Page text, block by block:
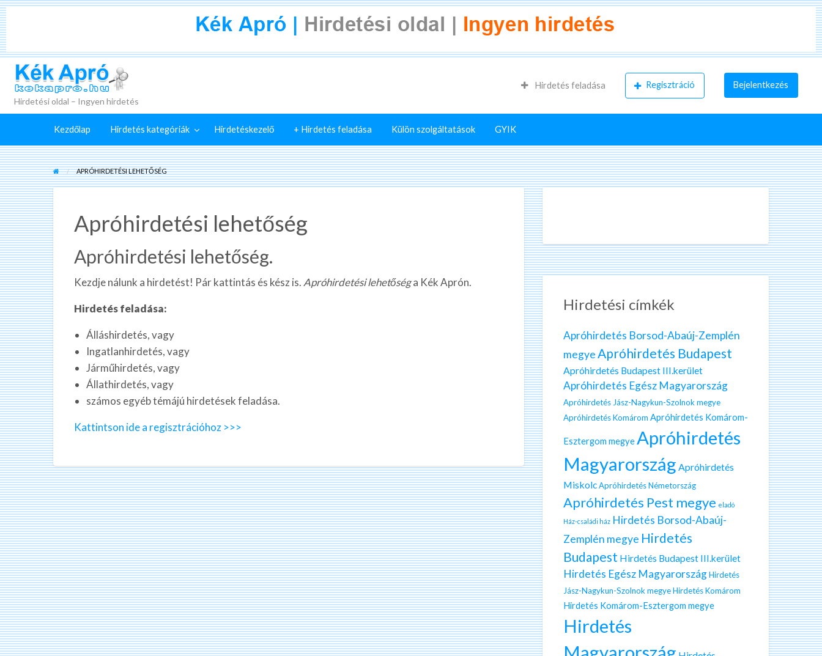
+
Hirdetés
feladása
Hirdetési oldal – Ingyen hirdetés
Hirdetés feladása Regisztráció Bejelentkezés
Kezdőlap Hirdetés kategóriák Hirdetéskezelő + Hirdetés feladása Külön szolgáltatások GYIK
APRÓHIRDETÉSI LEHETŐSÉG
Apróhirdetési lehetőség
Apróhirdetési lehetőség.
Kezdje nálunk a hirdetést! Pár kattintás és kész is. Apróhirdetési lehetőséga Kék Aprón.
Hirdetés feladása:
Álláshirdetés, vagy
Ingatlanhirdetés, vagy
Járműhirdetés, vagy
Állathirdetés, vagy
számos egyéb témájú hirdetések feladása.
Kattintson ide a regisztrációhoz >>>
Hirdetési címkék
Apróhirdetés Borsod-Abaúj-Zemplén
megye Apróhirdetés Budapest
Apróhirdetés Budapest III.kerület
Apróhirdetés Egész Magyarország
Apróhirdetés Jász-Nagykun-Szolnok megye
Apróhirdetés Komárom Apróhirdetés Komárom-
Esztergom megye Apróhirdetés
Magyarország Apróhirdetés
MiskolcApróhirdetés Németország
Apróhirdetés Pest megye eladó
Ház-családi ház Hirdetés Borsod-Abaúj-
Zemplén megye Hirdetés
Budapest Hirdetés Budapest III.kerület
Hirdetés Egész MagyarországHirdetés
Jász-Nagykun-Szolnok megyeHirdetés Komárom
Hirdetés Komárom-Esztergom megye
Hirdetés